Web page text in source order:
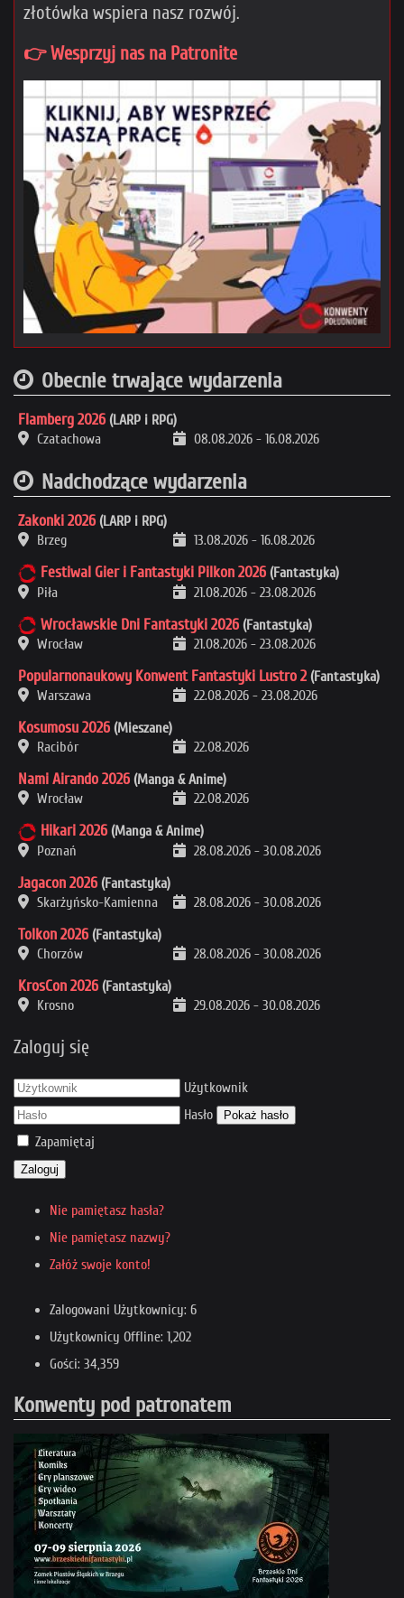
złotówka wspiera nasz rozwój.
👉 Wesprzyj nas na Patronite
Obecnie trwające wydarzenia
Flamberg 2026 (LARP i RPG)
Czatachowa
08.08.2026 - 16.08.2026
Nadchodzące wydarzenia
Zakonki 2026 (LARP i RPG)
Brzeg
13.08.2026 - 16.08.2026
Festiwal Gier i Fantastyki Pilkon 2026 (Fantastyka)
Piła
21.08.2026 - 23.08.2026
Wrocławskie Dni Fantastyki 2026 (Fantastyka)
Wrocław
21.08.2026 - 23.08.2026
Popularnonaukowy Konwent Fantastyki Lustro 2 (Fantastyka)
Warszawa
22.08.2026 - 23.08.2026
Kosumosu 2026 (Mieszane)
Racibór
22.08.2026
Nami Airando 2026 (Manga & Anime)
Wrocław
22.08.2026
Hikari 2026 (Manga & Anime)
Poznań
28.08.2026 - 30.08.2026
Jagacon 2026 (Fantastyka)
Skarżyńsko-Kamienna
28.08.2026 - 30.08.2026
Tolkon 2026 (Fantastyka)
Chorzów
28.08.2026 - 30.08.2026
KrosCon 2026 (Fantastyka)
Krosno
29.08.2026 - 30.08.2026
Zaloguj się
Użytkownik
Hasło
Pokaż hasło
Zapamiętaj
Zaloguj
Nie pamiętasz hasła?
Nie pamiętasz nazwy?
Załóż swoje konto!
Zalogowani Użytkownicy: 6
Użytkownicy Offline: 1,202
Gości: 34,359
Konwenty pod patronatem